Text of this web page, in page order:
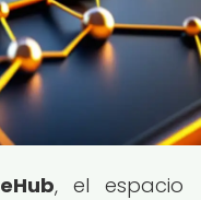
, el espacio